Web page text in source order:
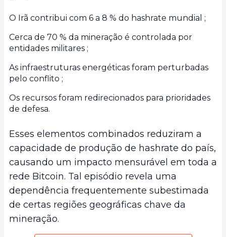
O Irã contribui com 6 a 8 % do hashrate mundial ;
Cerca de 70 % da mineração é controlada por
entidades militares ;
As infraestruturas energéticas foram perturbadas
pelo conflito ;
Os recursos foram redirecionados para prioridades
de defesa.
Esses elementos combinados reduziram a
capacidade de produção de hashrate do país,
causando um impacto mensurável em toda a
rede Bitcoin. Tal episódio revela uma
dependência frequentemente subestimada
de certas regiões geográficas chave da
mineração.